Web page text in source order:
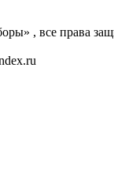
, все права